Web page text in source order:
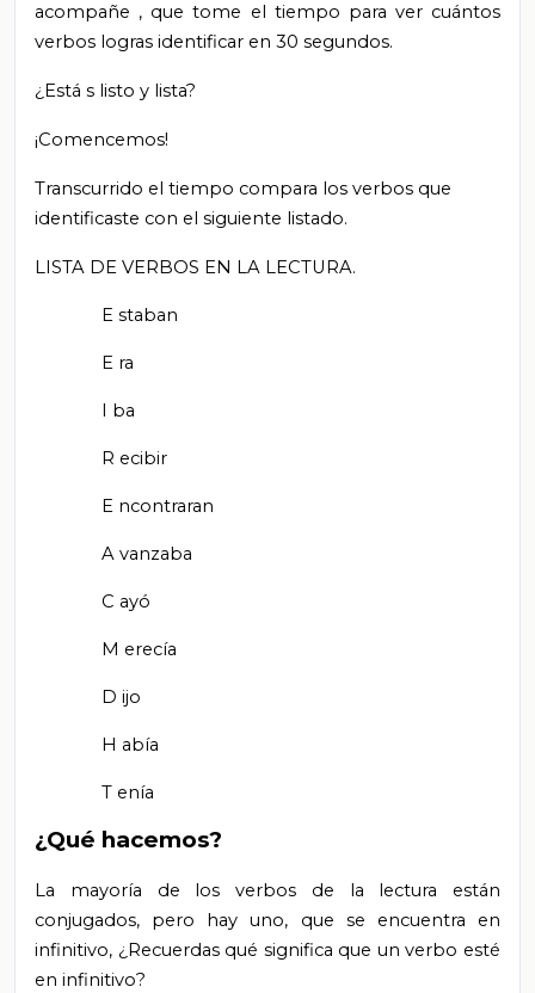
acompañe , que tome el tiempo para ver cuántos
verbos logras identificar en 30 segundos.
¿Está s listo y lista?
¡Comencemos!
Transcurrido el tiempo compara los verbos que
identificaste con el siguiente listado.
LISTA DE VERBOS EN LA LECTURA.
E staban
E ra
I ba
R ecibir
E ncontraran
A vanzaba
C ayó
M erecía
D ijo
H abía
T enía
¿Qué hacemos?
La mayoría de los verbos de la lectura están
conjugados, pero hay uno, que se encuentra en
infinitivo, ¿Recuerdas qué significa que un verbo esté
en infinitivo?